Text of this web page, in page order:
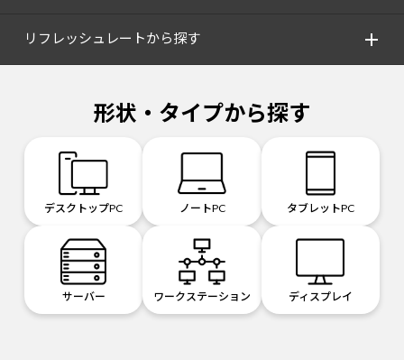
リフレッシュレートから探す
形状・タイプから探す
デスクトップPC ノートPC タブレットPC
サーバー ワークステーション ディスプレイ